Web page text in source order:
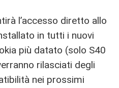
l’accesso diretto allo
in tutti i nuovi
più datato (solo S40
rilasciati degli
nei prossimi